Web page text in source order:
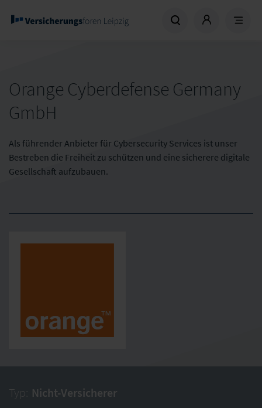
Orange Cyberdefense Germany
GmbH
Als führender Anbieter für Cybersecurity Services ist unser
Bestreben die Freiheit zu schützen und eine sicherere digitale
Gesellschaft aufzubauen.
Typ: Nicht-Versicherer